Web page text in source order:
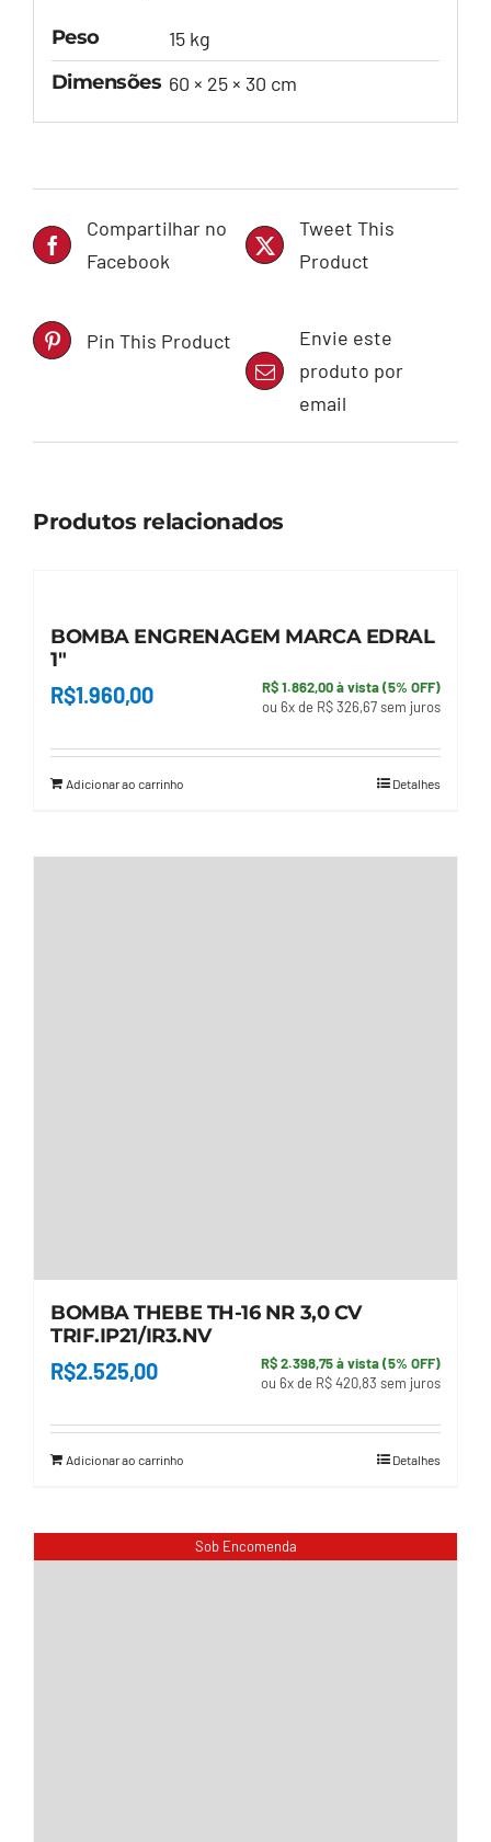
Peso
15 kg
Dimensões 60 × 25 × 30 cm
Compartilhar no
Facebook
Tweet This
Product
Pin This Product
Envie este
produto por
email
Produtos relacionados
BOMBA ENGRENAGEM MARCA EDRAL
1″
R$1.960,00
R$ 1.862,00 à vista (5% OFF)
ou 6x de R$ 326,67 sem juros
Adicionar ao carrinho Detalhes
BOMBA THEBE TH-16 NR 3,0 CV
TRIF.IP21/IR3.NV
R$2.525,00
R$ 2.398,75 à vista (5% OFF)
ou 6x de R$ 420,83 sem juros
Adicionar ao carrinho Detalhes
Sob Encomenda